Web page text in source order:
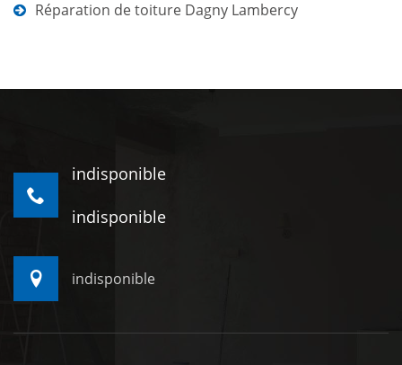
Réparation de toiture Dagny Lambercy
indisponible
indisponible
indisponible